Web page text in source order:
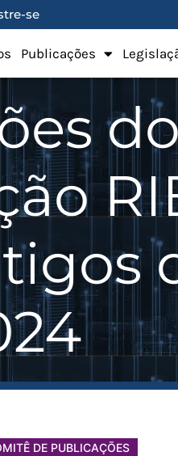
se
Publicações
DE PUBLICAÇÕES